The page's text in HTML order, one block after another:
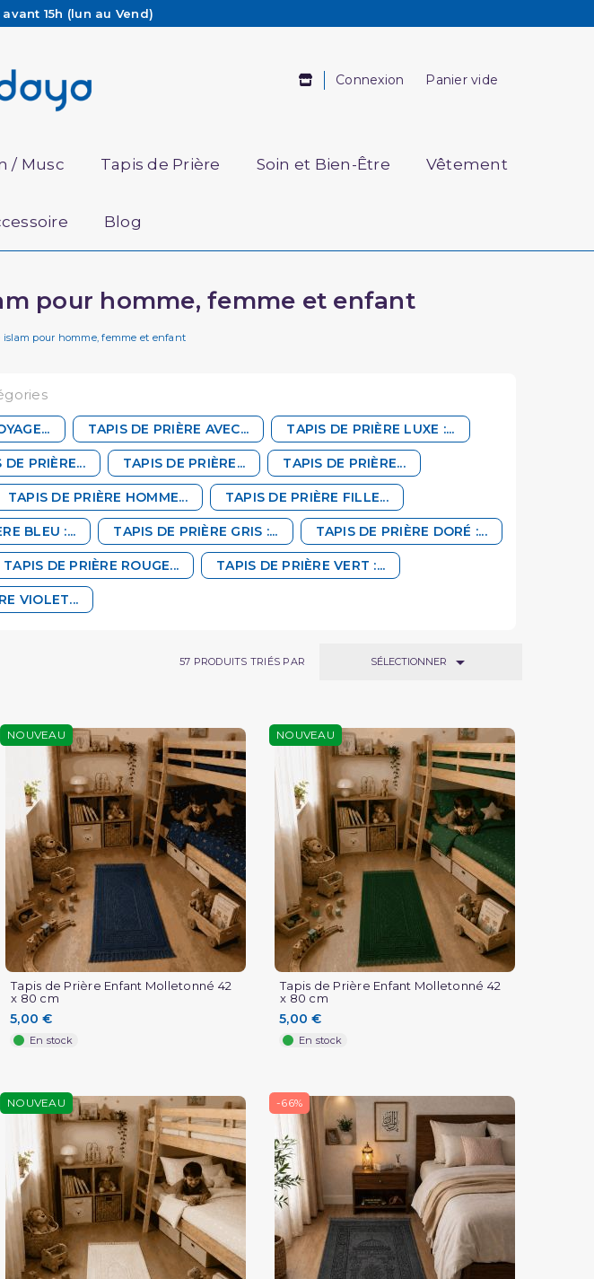
15h (lun au Vend)
notre FAQ
de 65€ d'achat*
Connexion Panier vide
/ Musc Tapis de Prière Soin et Bien-Être Vêtement
Blog
pour homme, femme et enfant
islam pour homme, femme et enfant
TAPIS DE PRIÈRE AVEC... TAPIS DE PRIÈRE LUXE :...
DE PRIÈRE... TAPIS DE PRIÈRE... TAPIS DE PRIÈRE...
TAPIS DE PRIÈRE HOMME... TAPIS DE PRIÈRE FILLE...
BLEU :... TAPIS DE PRIÈRE GRIS :... TAPIS DE PRIÈRE DORÉ :...
TAPIS DE PRIÈRE ROUGE... TAPIS DE PRIÈRE VERT :...
VIOLET...
57 PRODUITS TRIÉS PAR SÉLECTIONNER 
NOUVEAU
Tapis de Prière Enfant Molletonné 42
x 80 cm
5,00 €
En stock
NOUVEAU
Tapis de Prière Enfant Molletonné 42
x 80 cm
5,00 €
En stock
NOUVEAU -66%